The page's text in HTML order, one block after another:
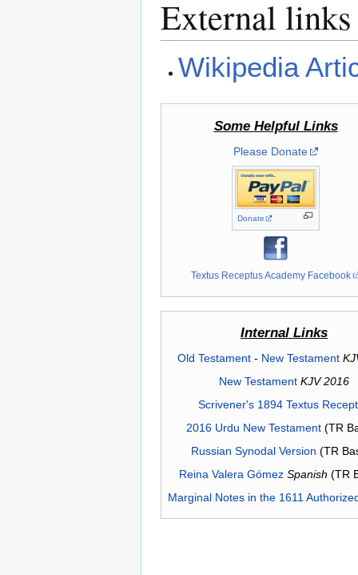
External links
Wikipedia
Some Helpful Links
Please Donate
Donate
Textus Receptus Academy Facebook
Internal Links
Old Testament- New Testament
New Testament KJV 2016
Scrivener's 1894 Textus
2016 Urdu New Testament(TR
Russian Synodal Version (TR
Reina Valera Gómez Spanish (TR
Marginal Notes in the 1611